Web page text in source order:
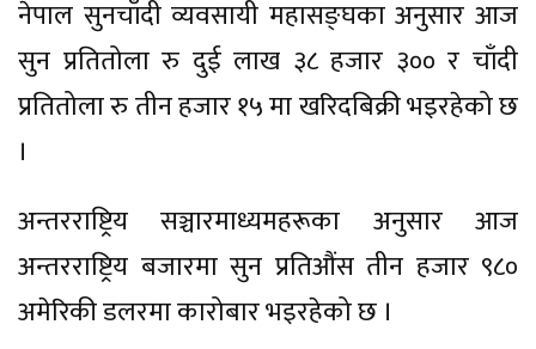
नेपाल सुनचाँदी व्यवसायी महासङ्घका अनुसार आज
सुन प्रतितोला रु दुई लाख ३८ हजार ३०० र चाँदी
प्रतितोला रु तीन हजार १५ मा खरिदबिक्री भइरहेको छ
।
अन्तरराष्ट्रिय सञ्चारमाध्यमहरूका अनुसार आज
अन्तरराष्ट्रिय बजारमा सुन प्रतिऔंस तीन हजार ९८०
अमेरिकी डलरमा कारोबार भइरहेको छ ।